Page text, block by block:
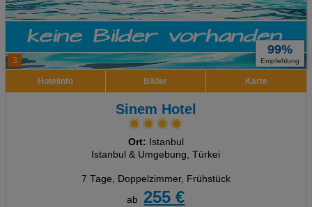
3
99%
Empfehlung
Hotelinfo Bilder Karte
Sinem Hotel
Ort: Istanbul
Istanbul & Umgebung, Türkei
7 Tage, Doppelzimmer, Frühstück
ab
255 €